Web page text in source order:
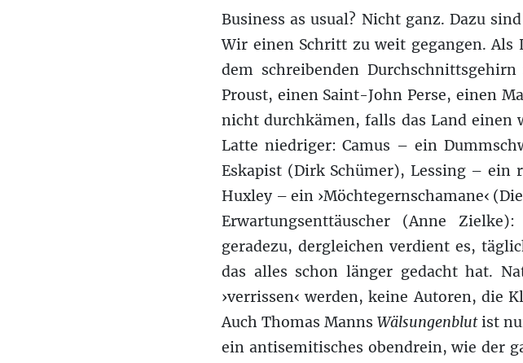
Business as usual? Nicht ganz. Dazu
Wir einen Schritt zu weit gegangen.
dem schreibenden
Proust, einen Saint-John Perse, einen
nicht durchkämen, falls das Land einen
Latte niedriger: Camus – ein
Eskapist (Dirk Schümer), Lessing – ein
Huxley – ein ›Möchtegernschamane‹
Erwartungsenttäuscher (Anne
geradezu, dergleichen verdient es,
das alles schon länger gedacht hat.
›verrissen‹ werden, keine Autoren, die
Auch Thomas MannsWälsungenblutist
ein antisemitisches obendrein, wie der